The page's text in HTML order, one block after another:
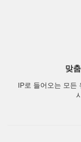
맞
IP로 들어오는 모든